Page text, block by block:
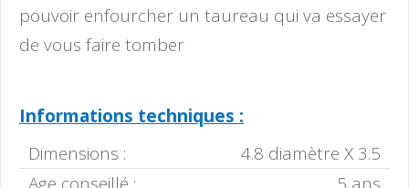
pouvoir enfourcher un taureau qui va essayer
de vous faire tomber
Informations techniques :
Dimensions :
4.8 diamètre X 3.5
Age conseillé :
5 ans